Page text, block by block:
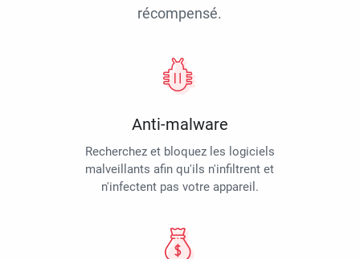
récompensé.
Anti-malware
Recherchez et bloquez les logiciels
malveillants afin qu'ils n'infiltrent et
n'infectent pas votre appareil.